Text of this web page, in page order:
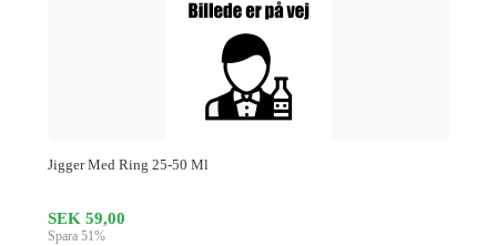
Jigger Med Ring 25-50 Ml
SEK 59,00
Spara 51%